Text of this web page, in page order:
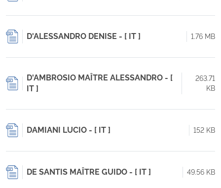
D'ALESSANDRO DENISE - [ IT ] 1.76 MB
D'AMBROSIO MAÎTRE ALESSANDRO - [
IT ]
263.71
KB
DAMIANI LUCIO - [ IT ] 152 KB
DE SANTIS MAÎTRE GUIDO - [ IT ] 49.56 KB